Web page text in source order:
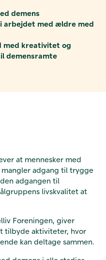
demens
arbejdet med ældre med
med kreativitet og
demensramte
at mennesker med
adgang til trygge
adgangen til
livskvalitet at
Foreningen, giver
tilbyde aktiviteter, hvor
kan deltage sammen.